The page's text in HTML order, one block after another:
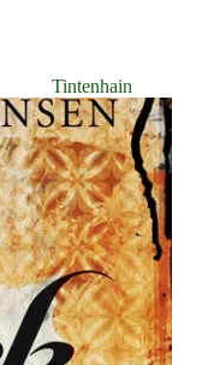
Tintenhain